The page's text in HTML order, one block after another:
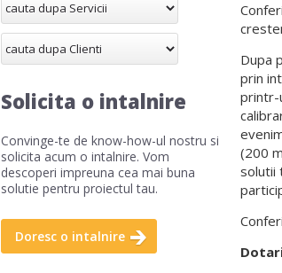
Dupa
prin
printr-
(200
solutii
Solicita o intalnire
Convinge-te de know-how-ul nostru si
solicita acum o intalnire. Vom
descoperi impreuna cea mai buna
solutie pentru proiectul tau.
Doresc o intalnire